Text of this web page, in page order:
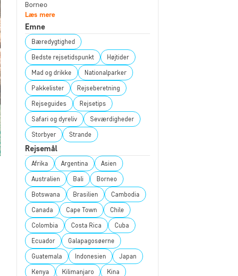
Borneo
Læs mere
Emne
Bæredygtighed
Bedste rejsetidspunkt Højtider
Mad og drikke Nationalparker
Pakkelister Rejseberetning
Rejseguides Rejsetips
Safari og dyreliv Seværdigheder
Storbyer Strande
Rejsemål
Afrika Argentina Asien
Australien Bali Borneo
Botswana Brasilien Cambodia
Canada Cape Town Chile
Colombia Costa Rica Cuba
Ecuador Galapagosøerne
Guatemala Indonesien Japan
Kenya Kilimanjaro Kina